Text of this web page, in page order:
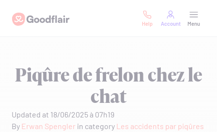
content
Goodflair
Help Account Menu
Piqûre de frelon chez le
chat
Updated at 18/06/2025 à 07h19
By Erwan Spengler in category Les accidents par piqûres